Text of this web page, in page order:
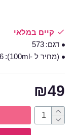
₪49
קיים במלאי
דגם: 573
(מחיר ל -100ml):